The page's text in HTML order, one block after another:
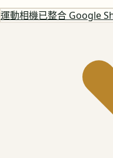
運動相機已整合 Google